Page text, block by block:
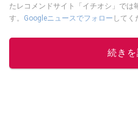
たレコメンドサイト「イチオシ」では
す。 Googleニュースでフォロー してく
こ
続きを